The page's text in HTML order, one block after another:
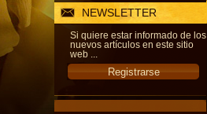
NEWSLETTER
Si quiere estar informado de los
nuevos artículos en este sitio
web ...